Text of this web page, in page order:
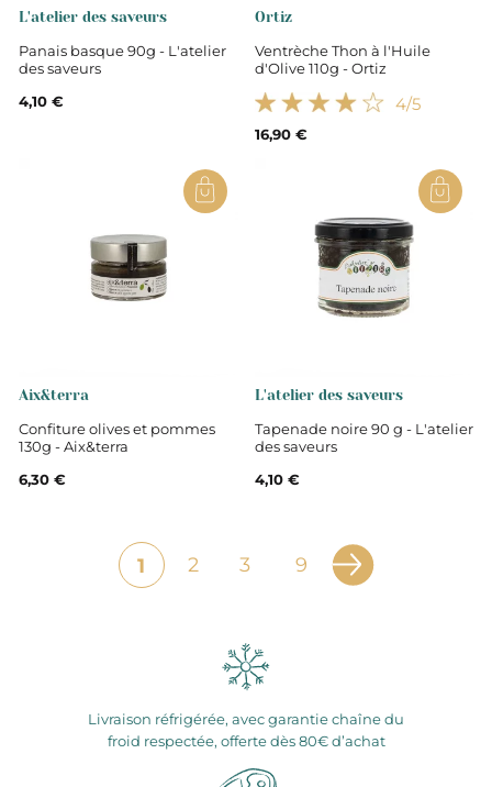
L'atelier des saveurs
Panais basque 90g - L'atelier
des saveurs
4,10 €
Ortiz
Ventrèche Thon à l'Huile
d'Olive 110g - Ortiz
4/5
16,90 €
Aix&terra
Confiture olives et pommes
130g - Aix&terra
6,30 €
L'atelier des saveurs
Tapenade noire 90 g - L'atelier
des saveurs
4,10 €
1 2 3 9
Livraison réfrigérée, avec garantie chaîne du
froid respectée, offerte dès 80€ d’achat